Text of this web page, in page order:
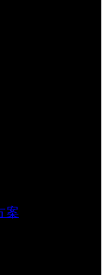
案